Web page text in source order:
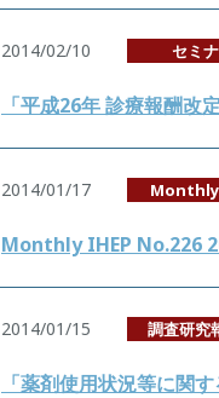
2014/02/10 セミ
「平成26年 診療報酬改
2014/01/17
Monthly IHEP No.226
2014/01/15 調査研究
「薬剤使用状況等に関